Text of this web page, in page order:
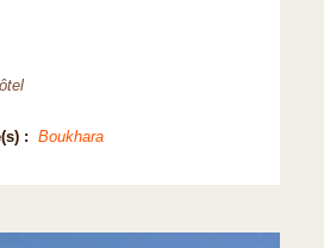
: Boukhara